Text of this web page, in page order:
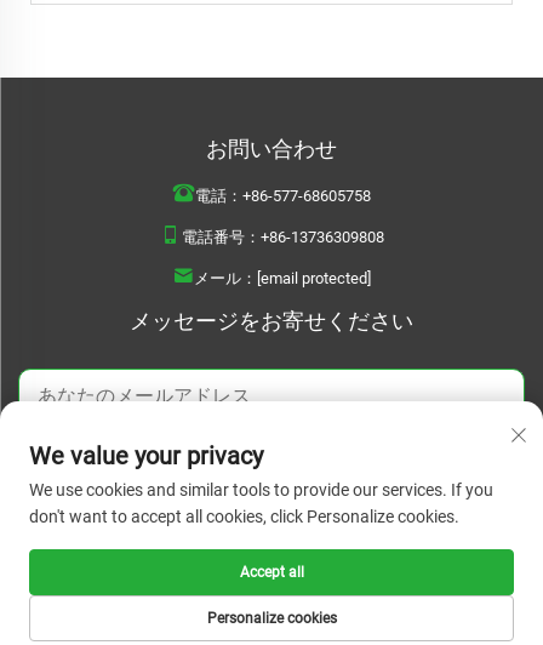
お問い合わせ
電話： +86-577-68605758
電話番号： +86-13736309808
メール： [email protected]
メッセージをお寄せください
今すぐ送信
Copyright © 2026 WENZHOU BOYU DAILYUSED PRODUCTS CO..LTD. すべての
権利を保有します。 | プライバシーポリシー
We value your privacy
We use cookies and similar tools to provide our services. If you
don't want to accept all cookies, click Personalize cookies.
Personalize cookies
Accept all